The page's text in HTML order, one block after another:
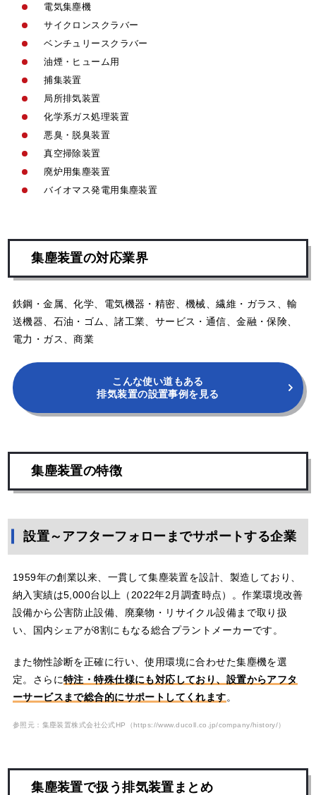
電気集塵機
サイクロンスクラバー
ベンチュリースクラバー
油煙・ヒューム用
捕集装置
局所排気装置
化学系ガス処理装置
悪臭・脱臭装置
真空掃除装置
廃炉用集塵装置
バイオマス発電用集塵装置
集塵装置の対応業界
鉄鋼・金属、化学、電気機器・精密、機械、繊維・ガラス、輸
送機器、石油・ゴム、諸工業、サービス・通信、金融・保険、
電力・ガス、商業
こんな使い道もある
排気装置の設置事例を見る
集塵装置の特徴
設置～アフターフォローまでサポートする企業
1959年の創業以来、一貫して集塵装置を設計、製造しており、
納入実績は5,000台以上（2022年2月調査時点）。作業環境改善
設備から公害防止設備、廃棄物・リサイクル設備まで取り扱
い、国内シェアが8割にもなる総合プラントメーカーです。
また物性診断を正確に行い、使用環境に合わせた集塵機を選
定。さらに特注・特殊仕様にも対応しており、設置からアフタ
ーサービスまで総合的にサポートしてくれます。
参照元：集塵装置株式会社公式HP （https://www.ducoll.co.jp/company/history/）
集塵装置で扱う排気装置まとめ